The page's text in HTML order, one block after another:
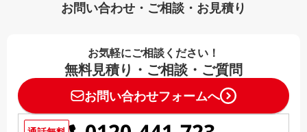
お問い合わせ・ご相談・お見積り
お気軽にご相談ください！
無料見積り・ご相談・ご質問
お問い合わせフォームへ